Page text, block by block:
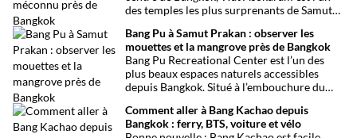
offre une immersion dépaysante au cœur de
Bangkok.
des temples les plus surprenants de Samut
de l’architecture birmane, son atmosphère
paisible et son importance dans la pratique
de la méditation, il offre une excursion
originale loin des circuits touristiques
habituels.
Bang Pu à Samut Prakan : observer les
mouettes et la mangrove près de Bangkok
Bang Pu Recreational Center est l’un des
plus beaux espaces naturels accessibles
depuis Bangkok. Situé à l’embouchure du
ouvert sur le golfe de Thaïlande, des
mangroves préservées et l’observation de
Comment aller à Bang Kachao depuis
Bangkok : ferry, BTS, voiture et vélo